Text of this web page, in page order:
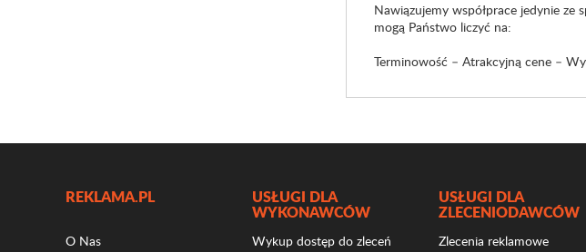
Nawiązujemy współprace jedynie
mogą Państwo liczyć na:
Terminowość – Atrakcyjną cene –
REKLAMA.PL
O Nas
USŁUGI DLA
WYKONAWCÓW
Wykup dostęp do zleceń
USŁUGI DLA
ZLECENIODAWCÓW
Zlecenia reklamowe